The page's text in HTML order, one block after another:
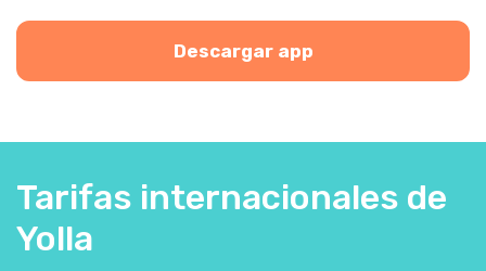
Descargar app
Tarifas internacionales de
Yolla